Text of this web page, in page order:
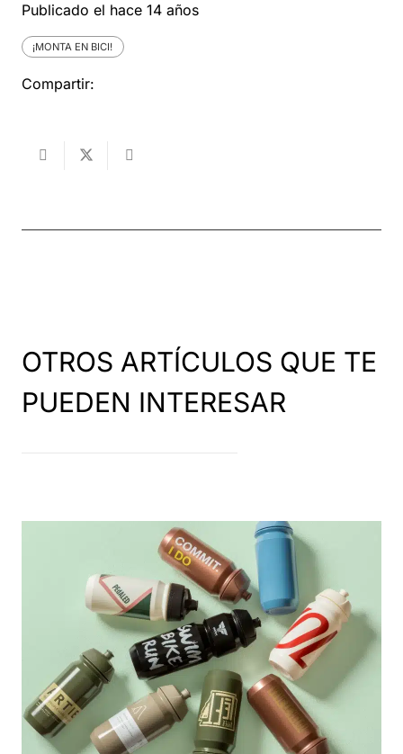
Publicado el hace 14 años
¡MONTA EN BICI!
Compartir:
OTROS ARTÍCULOS QUE TE
PUEDEN INTERESAR